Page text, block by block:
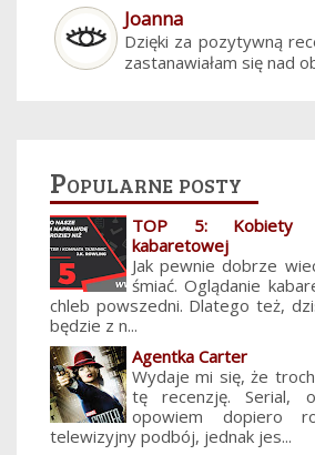
Joanna
Dzięki za pozytywną
zastanawiałam się nad
Popularne posty
TOP 5: Kobiety
kabaretowej
Jak pewnie dobrze
śmiać. Oglądanie
chleb powszedni. Dlatego też,
będzie z n...
Agentka Carter
Wydaje mi się, że
tę recenzję. Serial,
opowiem dopiero
telewizyjny podbój, jednak jes...